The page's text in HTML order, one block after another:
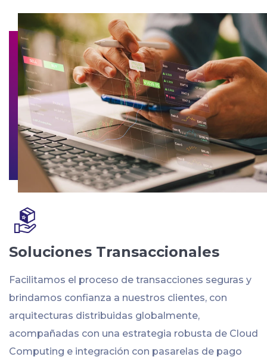
Soluciones Transaccionales
Facilitamos el proceso de transacciones seguras y
brindamos confianza a nuestros clientes, con
arquitecturas distribuidas globalmente,
acompañadas con una estrategia robusta de Cloud
Computing e integración con pasarelas de pago